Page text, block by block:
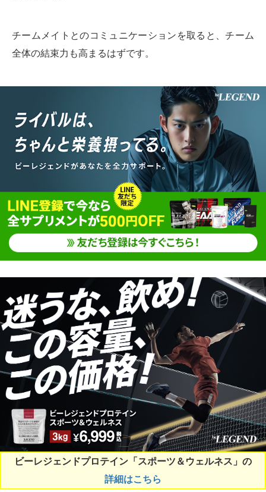
チームメイトとのコミュニケーションを取ると、チーム
全体の結束力も高まるはずです。
ビーレジェンドプロテイン「スポーツ＆ウェルネス」の
詳細はこちら